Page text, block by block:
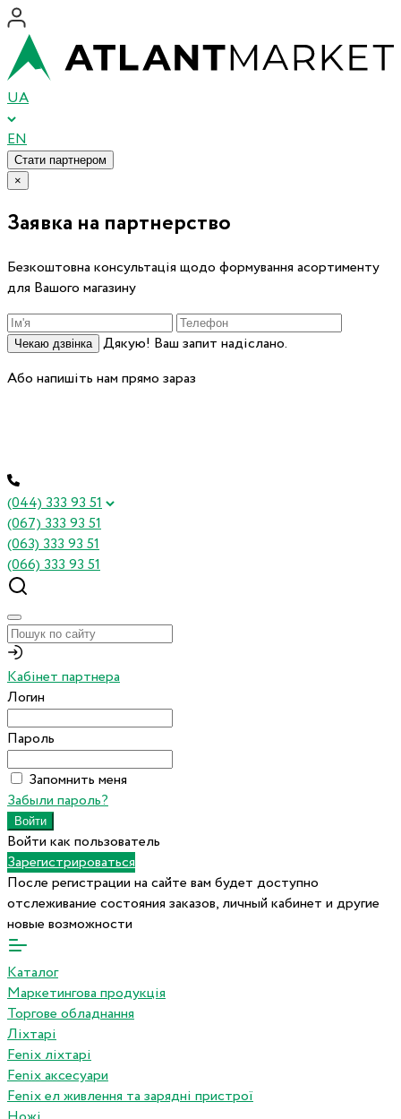
UA
EN
Стати партнером
×
Заявка на партнерство
Безкоштовна консультація щодо формування асортименту
для Вашого магазину
Чекаю дзвінка
Дякую! Ваш запит надіслано.
Або напишіть нам прямо зараз
(044) 333 93 51
(067) 333 93 51
(063) 333 93 51
(066) 333 93 51
Кабінет партнера
Логин
Пароль
Запомнить меня
Забыли пароль?
Войти как пользователь
Зарегистрироваться
После регистрации на сайте вам будет доступно
отслеживание состояния заказов, личный кабинет и другие
новые возможности
Каталог
Маркетингова продукція
Торгове обладнання
Ліхтарі
Fenix ліхтарі
Fenix аксесуари
Fenix ел живлення та зарядні пристрої